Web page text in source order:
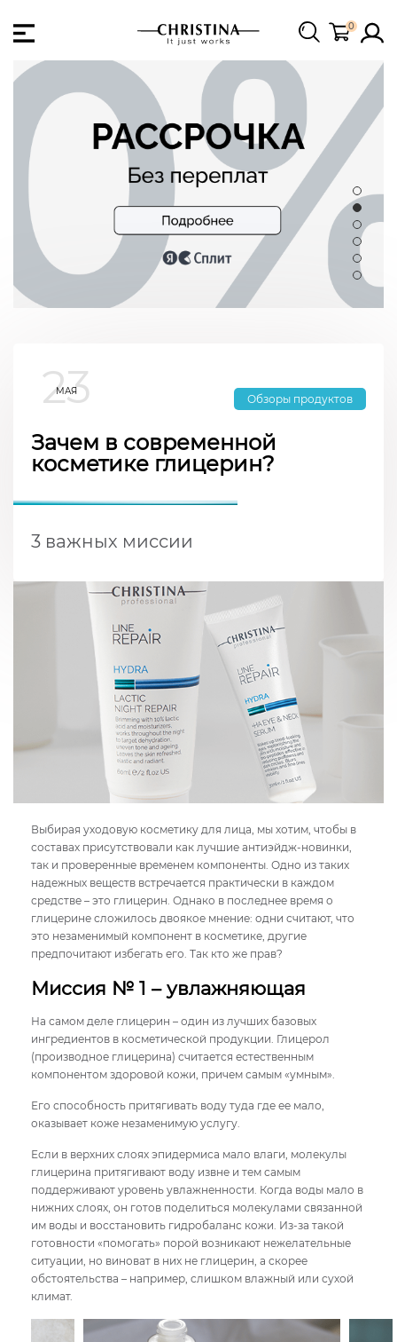
0
23
МАЯ
Обзоры продуктов
Зачем в современной
косметике глицерин?
3 важных миссии
Выбирая уходовую косметику для лица, мы хотим, чтобы в
составах присутствовали как лучшие антиэйдж-новинки,
так и проверенные временем компоненты. Одно из таких
надежных веществ встречается практически в каждом
средстве – это глицерин. Однако в последнее время о
глицерине сложилось двоякое мнение: одни считают, что
это незаменимый компонент в косметике, другие
предпочитают избегать его. Так кто же прав?
Миссия № 1 – увлажняющая
На самом деле глицерин – один из лучших базовых
ингредиентов в косметической продукции. Глицерол
(производное глицерина) считается естественным
компонентом здоровой кожи, причем самым «умным».
Его способность притягивать воду туда где ее мало,
оказывает коже незаменимую услугу.
Если в верхних слоях эпидермиса мало влаги, молекулы
глицерина притягивают воду извне и тем самым
поддерживают уровень увлажненности. Когда воды мало в
нижних слоях, он готов поделиться молекулами связанной
им воды и восстановить гидробаланс кожи. Из-за такой
готовности «помогать» порой возникают нежелательные
ситуации, но виноват в них не глицерин, а скорее
обстоятельства – например, слишком влажный или сухой
климат.